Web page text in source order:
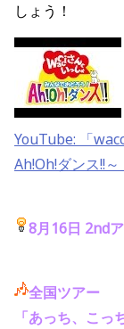
しょう！
YouTube: 「
Ah!Oh!ダンス!!～
8月16日 2nd
全国ツアー
「あっち、こ